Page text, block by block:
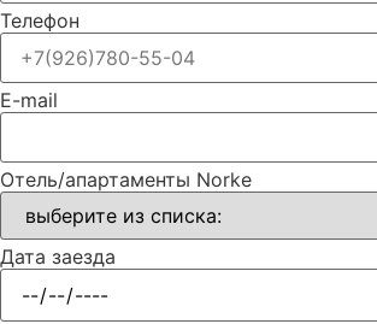
Телефон
E-mail
Отель/апартаменты Norke
Дата заезда